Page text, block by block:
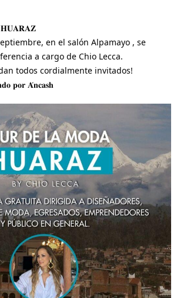
en el salón Alpamayo , se
a cargo de Chio Lecca.
todos cordialmente invitados!
𝐩𝐨𝐫 𝐀́𝐧𝐜𝐚𝐬𝐡